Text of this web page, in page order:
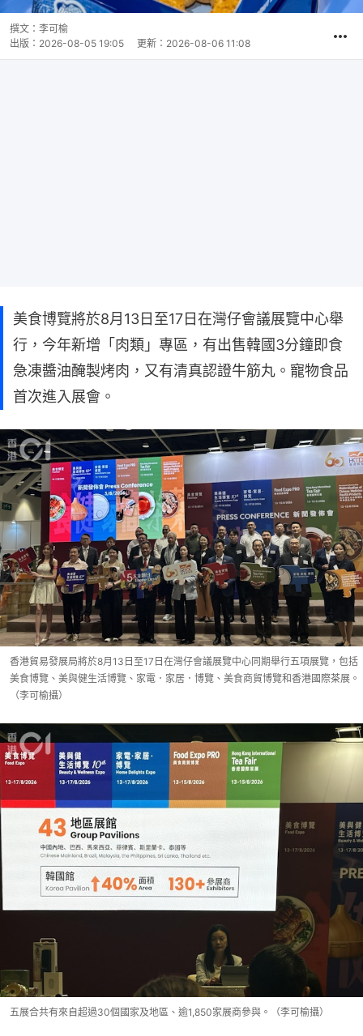
撰文： 李可榆
出版： 2026-08-05 19:05 更新： 2026-08-06 11:08
美食博覽將於8月13日至17日在灣仔會議展覽中心舉
行，今年新增「肉類」專區，有出售韓國3分鐘即食
急凍醬油醃製烤肉，又有清真認證牛筋丸。寵物食品
首次進入展會。
香港貿易發展局將於8月13日至17日在灣仔會議展覽中心同期舉行五項展覽，包括
美食博覽、美與健生活博覽、家電．家居．博覽、美食商貿博覽和香港國際茶展。
（李可榆攝）
五展合共有來自超過30個國家及地區、逾1,850家展商參與。（李可榆攝）